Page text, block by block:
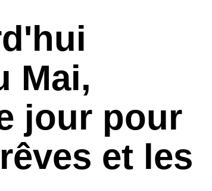
Mai,
jour pour
et les